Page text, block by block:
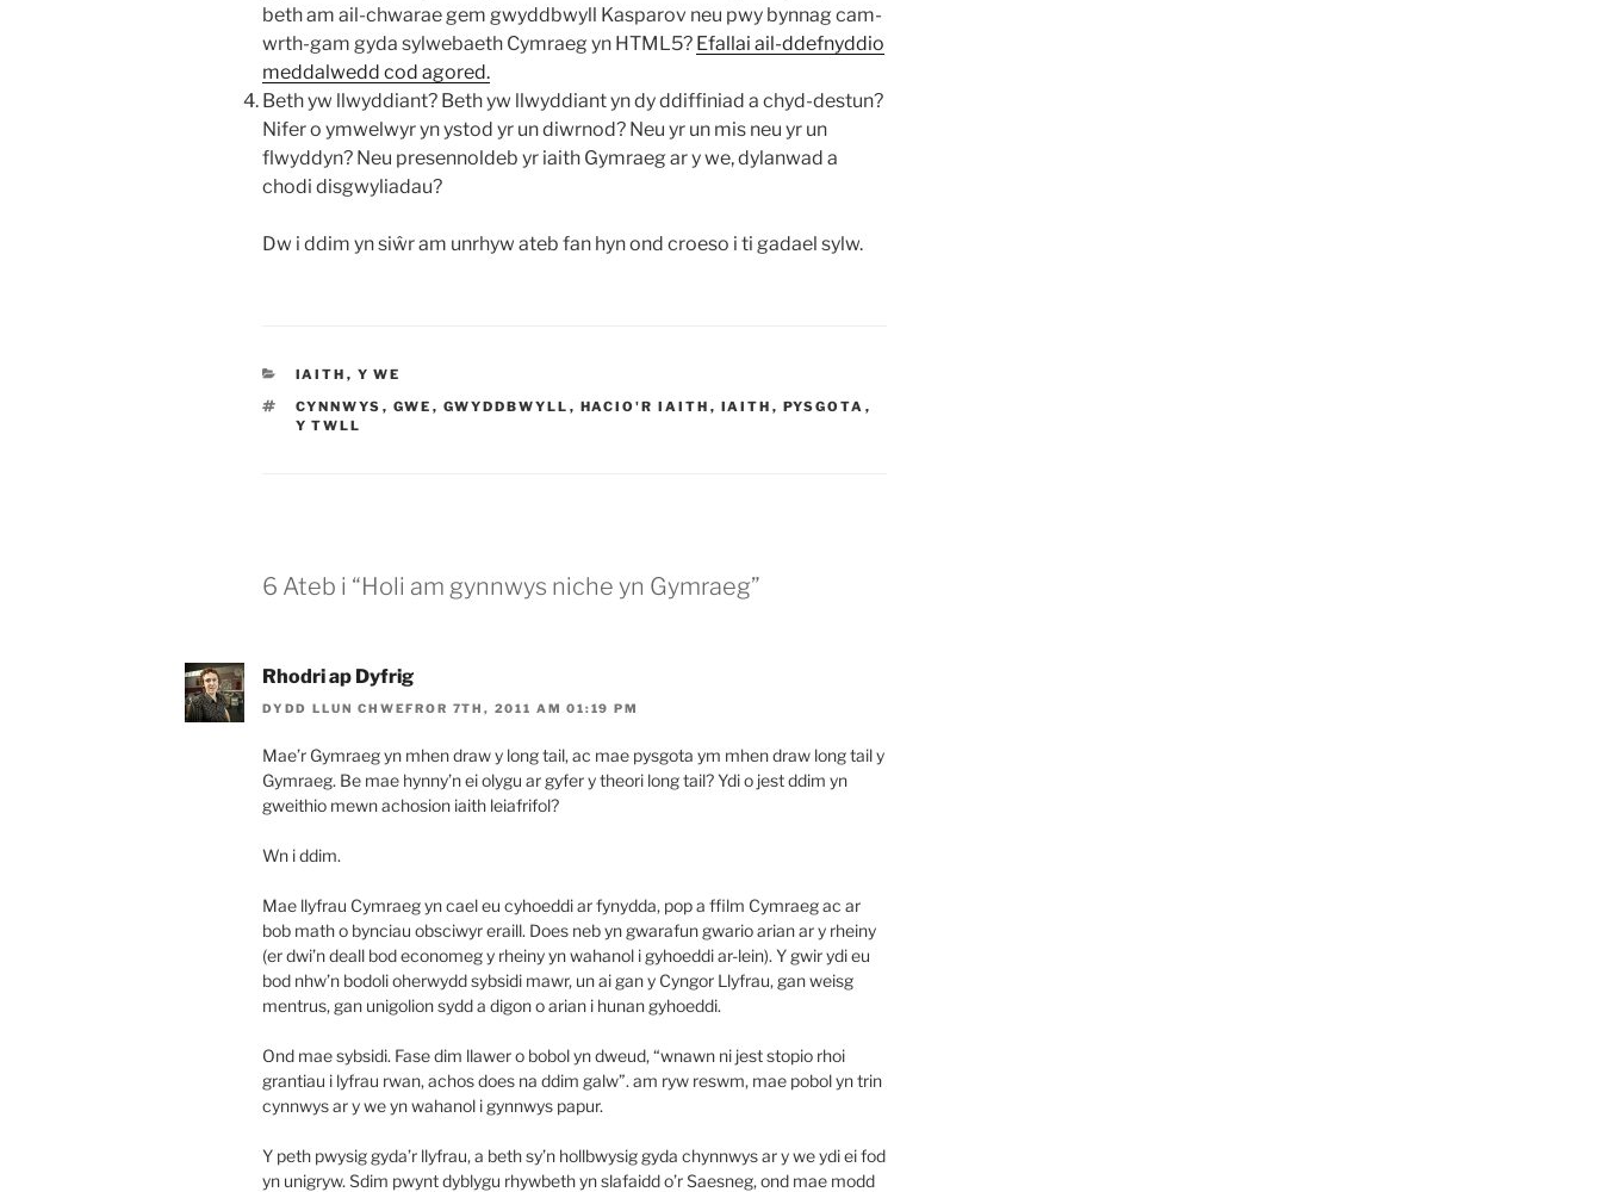
beth am ail-chwarae gem gwyddbwyll Kasparov neu pwy bynnag cam-
wrth-gam gyda sylwebaeth Cymraeg yn HTML5? Efallai ail-ddefnyddio
meddalwedd cod agored.
Beth yw llwyddiant? Beth yw llwyddiant yn dy ddiffiniad a chyd-destun?
Nifer o ymwelwyr yn ystod yr un diwrnod? Neu yr un mis neu yr un
flwyddyn? Neu presennoldeb yr iaith Gymraeg ar y we, dylanwad a
chodi disgwyliadau?
Dw i ddim yn siŵr am unrhyw ateb fan hyn ond croeso i ti gadael sylw.
CATEGORÏAU
IAITH , Y WE
TAGIAU
CYNNWYS , GWE , GWYDDBWYLL , HACIO'R IAITH , IAITH , PYSGOTA ,
Y TWLL
6 Ateb i “Holi am gynnwys niche yn Gymraeg”
Rhodri ap Dyfrig
DYDD LLUN CHWEFROR 7TH, 2011 AM 01:19 PM
Mae’r Gymraeg yn mhen draw y long tail, ac mae pysgota ym mhen draw long tail y
Gymraeg. Be mae hynny’n ei olygu ar gyfer y theori long tail? Ydi o jest ddim yn
gweithio mewn achosion iaith leiafrifol?
Wn i ddim.
Mae llyfrau Cymraeg yn cael eu cyhoeddi ar fynydda, pop a ffilm Cymraeg ac ar
bob math o bynciau obsciwyr eraill. Does neb yn gwarafun gwario arian ar y rheiny
(er dwi’n deall bod economeg y rheiny yn wahanol i gyhoeddi ar-lein). Y gwir ydi eu
bod nhw’n bodoli oherwydd sybsidi mawr, un ai gan y Cyngor Llyfrau, gan weisg
mentrus, gan unigolion sydd a digon o arian i hunan gyhoeddi.
Ond mae sybsidi. Fase dim llawer o bobol yn dweud, “wnawn ni jest stopio rhoi
grantiau i lyfrau rwan, achos does na ddim galw”. am ryw reswm, mae pobol yn trin
cynnwys ar y we yn wahanol i gynnwys papur.
Y peth pwysig gyda’r llyfrau, a beth sy’n hollbwysig gyda chynnwys ar y we ydi ei fod
yn unigryw. Sdim pwynt dyblygu rhywbeth yn slafaidd o’r Saesneg, ond mae modd